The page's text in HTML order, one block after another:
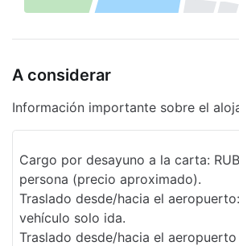
Servicios de lavandería
Asistencia turística
Estacionamiento sin
Servicios con cargo extra
Traslados al aeropuerto
Desayuno disponible
A considerar
Información importante sobre el
Cargo por desayuno a la carta:
persona (precio aproximado).
Traslado desde/hacia el
vehículo solo ida.
Traslado desde/hacia el